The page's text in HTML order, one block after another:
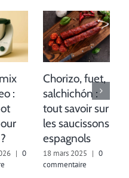
:
| 0
Chorizo, fuet,
salchichón :
tout savoir sur
les saucissons
espagnols
18 mars 2025 | 0
commentaire